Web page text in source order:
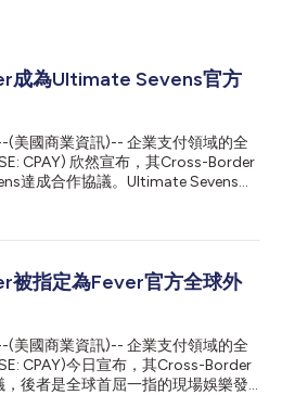
成為Ultimate Sevens官方
(美國商業資訊)-- 企業支付領域的全
CPAY) 欣然宣布，其Cross-Border
達成合作協議。Ultimate Sevens由
球外匯合作夥伴，以及賽事合作夥
將為Ultimate Sevens提供全面的
其管理日常業務活動中的外匯曝險。
殊榮的平台，Ultimate Sevens將
。 Corpay Cross-Border Solutions
Cross-Border非常高興能夠成
被指定為Fever官方全球外
(美國商業資訊)-- 企業支付領域的全
CPAY)今日宣布，其Cross-Border
後者是全球首屈一指的現場娛樂發